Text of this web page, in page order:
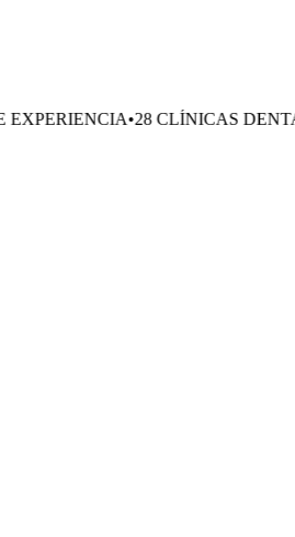
•28 CLÍNICAS DENTALES•